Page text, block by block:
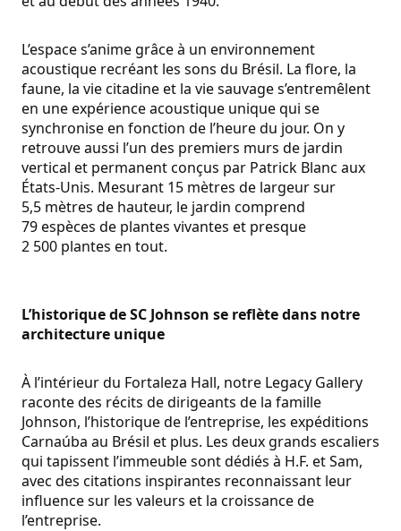
L’espace s’anime grâce à un environnement
acoustique recréant les sons du Brésil. La flore, la
faune, la vie citadine et la vie sauvage s’entremêlent
en une expérience acoustique unique qui se
synchronise en fonction de l’heure du jour. On y
retrouve aussi l’un des premiers murs de jardin
vertical et permanent conçus par Patrick Blanc aux
États-Unis. Mesurant 15 mètres de largeur sur
5,5 mètres de hauteur, le jardin comprend
79 espèces de plantes vivantes et presque
2 500 plantes en tout.
L’historique de SC Johnson se reflète dans notre
architecture unique
À l’intérieur du Fortaleza Hall, notre Legacy Gallery
raconte des récits de dirigeants de la famille
Johnson, l’historique de l’entreprise, les expéditions
Carnaúba au Brésil et plus. Les deux grands escaliers
qui tapissent l’immeuble sont dédiés à H.F. et Sam,
avec des citations inspirantes reconnaissant leur
influence sur les valeurs et la croissance de
l’entreprise.